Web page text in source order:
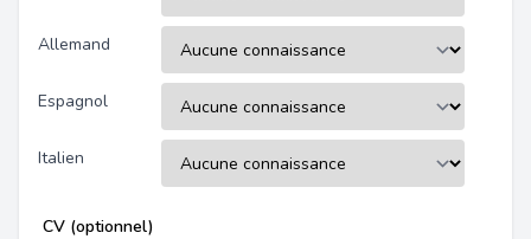
Allemand
Espagnol
Italien
CV (optionnel)